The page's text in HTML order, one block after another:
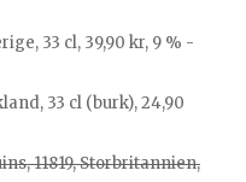
33 cl, 39,90 kr, 9 % -
33 cl (burk), 24,90
11819, Storbritannien,